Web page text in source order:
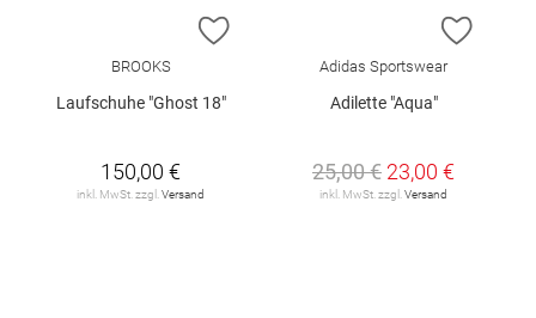
ZUR WUNSCHLISTE HINZUFÜGEN
BROOKS
Laufschuhe "Ghost 18"
150,00 €
inkl. MwSt. zzgl.Versand
ZUR
Adidas Sportswear
Adilette "Aqua"
25,00 € 23,00 €
inkl. MwSt. zzgl.Versand